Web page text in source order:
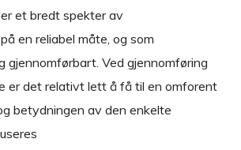
et bredt spekter av
en reliabel måte, og som
gjennomførbart. Ved gjennomføring
er det relativt lett å få til en omforent
betydningen av den enkelte